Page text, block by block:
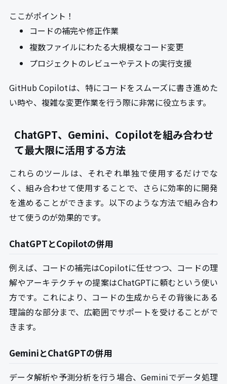
ここがポイント！
コードの補完や修正作業
複数ファイルにわたる大規模なコード変更
プロジェクトのレビューやテストの実行支援
GitHub Copilotは、特にコードをスムーズに書き進めた
い時や、複雑な変更作業を行う際に非常に役立ちます。
ChatGPT、Gemini、Copilotを組み合わせ
て最大限に活用する方法
これらのツールは、それぞれ単独で使用するだけでな
く、組み合わせて使用することで、さらに効率的に開発
を進めることができます。以下のような方法で組み合わ
せて使うのが効果的です。
ChatGPTとCopilotの併用
例えば、コードの補完はCopilotに任せつつ、コードの理
解やアーキテクチャの提案はChatGPTに頼むという使い
方です。これにより、コードの生成からその背後にある
理論的な部分まで、広範囲でサポートを受けることがで
きます。
GeminiとChatGPTの併用
データ解析や予測分析を行う場合、Geminiでデータ処理